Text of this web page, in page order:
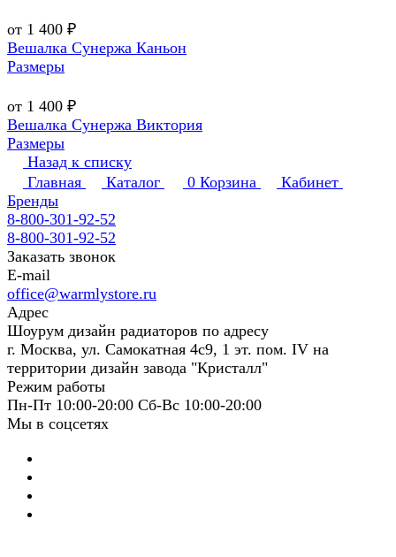
от 1 400 ₽
Вешалка Сунержа Каньон
Размеры
от 1 400 ₽
Вешалка Сунержа Виктория
Размеры
Назад к списку
Главная
Каталог 0 Корзина
Кабинет
Бренды
8-800-301-92-52
8-800-301-92-52
Заказать звонок
E-mail
office@warmlystore.ru
Адрес
Шоурум дизайн радиаторов по адресу
г. Москва, ул. Самокатная 4с9, 1 эт. пом. IV на
территории дизайн завода "Кристалл"
Режим работы
Пн-Пт 10:00-20:00 Сб-Вс 10:00-20:00
Мы в соцсетях